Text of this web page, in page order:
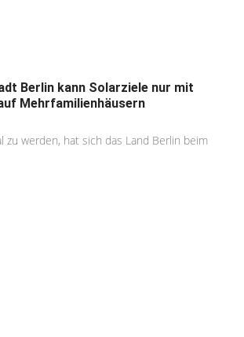
Berlin kann Solarziele nur mit
Mehrfamilienhäusern
zu werden, hat sich das Land Berlin beim